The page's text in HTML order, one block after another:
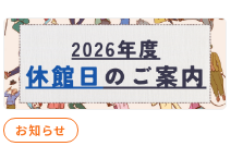
お知らせ